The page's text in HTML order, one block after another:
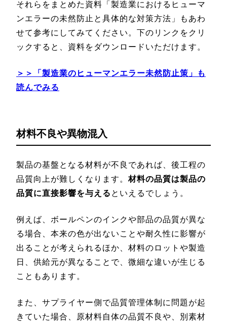
それらをまとめた資料「製造業におけるヒューマ
ンエラーの未然防止と具体的な対策方法」もあわ
せて参考にしてみてください。下のリンクをクリ
ックすると、資料をダウンロードいただけます。
＞＞「製造業のヒューマンエラー未然防止策」も
読んでみる
材料不良や異物混入
製品の基盤となる材料が不良であれば、後工程の
品質向上が難しくなります。材料の品質は製品の
品質に直接影響を与える といえるでしょう。
例えば、ボールペンのインクや部品の品質が異な
る場合、本来の色が出ないことや耐久性に影響が
出ることが考えられるほか、材料のロットや製造
日、供給元が異なることで、微細な違いが生じる
こともあります。
また、サプライヤー側で品質管理体制に問題が起
きていた場合、原材料自体の品質不良や、別素材